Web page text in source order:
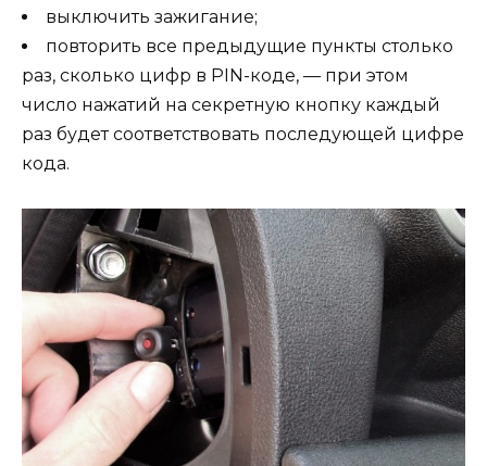
выключить зажигание;
повторить все предыдущие пункты столько
раз, сколько цифр в PIN-коде, — при этом
число нажатий на секретную кнопку каждый
раз будет соответствовать последующей цифре
кода.